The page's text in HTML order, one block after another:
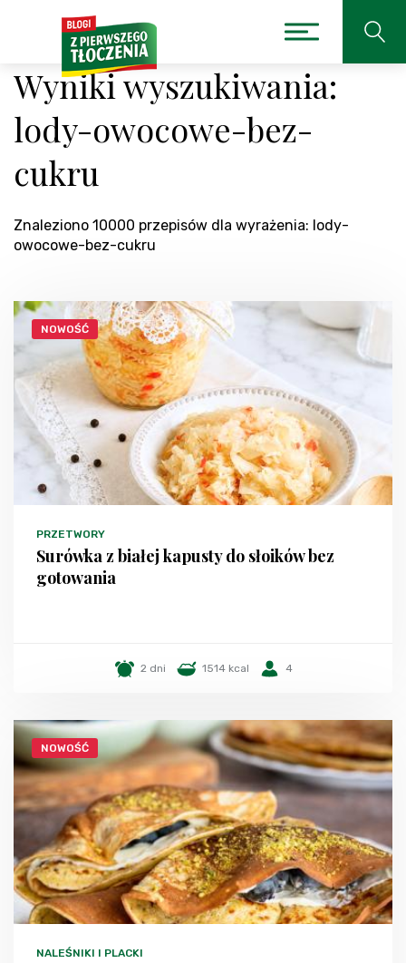
Wyniki wyszukiwania:
lody-owocowe-bez-
cukru
Znaleziono 10000 przepisów dla wyrażenia: lody-
owocowe-bez-cukru
NOWOŚĆ
PRZETWORY
Surówka z białej kapusty do słoików bez
gotowania
2 dni 1514 kcal 4
NOWOŚĆ
NALEŚNIKI I PLACKI